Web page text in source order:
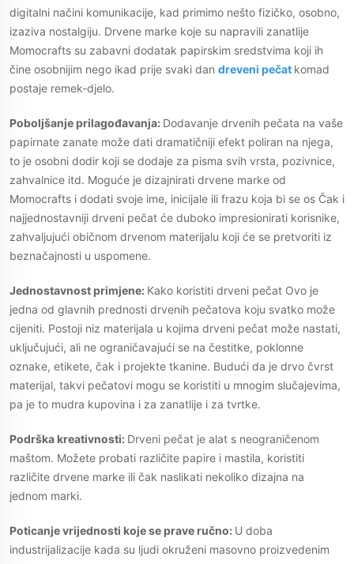
digitalni načini komunikacije, kad primimo nešto fizičko, osobno,
izaziva nostalgiju. Drvene marke koje su napravili zanatlije
Momocrafts su zabavni dodatak papirskim sredstvima koji ih
čine osobnijim nego ikad prije svaki dan dreveni pečat komad
postaje remek-djelo.
Poboljšanje prilagođavanja: Dodavanje drvenih pečata na vaše
papirnate zanate može dati dramatičniji efekt poliran na njega,
to je osobni dodir koji se dodaje za pisma svih vrsta, pozivnice,
zahvalnice itd. Moguće je dizajnirati drvene marke od
Momocrafts i dodati svoje ime, inicijale ili frazu koja bi se os Čak i
najjednostavniji drveni pečat će duboko impresionirati korisnike,
zahvaljujući običnom drvenom materijalu koji će se pretvoriti iz
beznačajnosti u uspomene.
Jednostavnost primjene: Kako koristiti drveni pečat Ovo je
jedna od glavnih prednosti drvenih pečatova koju svatko može
cijeniti. Postoji niz materijala u kojima drveni pečat može nastati,
uključujući, ali ne ograničavajući se na čestitke, poklonne
oznake, etikete, čak i projekte tkanine. Budući da je drvo čvrst
materijal, takvi pečatovi mogu se koristiti u mnogim slučajevima,
pa je to mudra kupovina i za zanatlije i za tvrtke.
Podrška kreativnosti: Drveni pečat je alat s neograničenom
maštom. Možete probati različite papire i mastila, koristiti
različite drvene marke ili čak naslikati nekoliko dizajna na
jednom marki.
Poticanje vrijednosti koje se prave ručno: U doba
industrijalizacije kada su ljudi okruženi masovno proizvedenim